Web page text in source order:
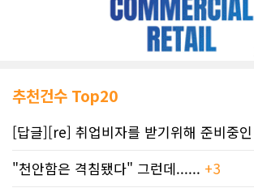
추천건수 Top20
"천안함은 격침됐다" 그런데...... +3